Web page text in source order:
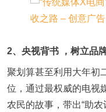
2、央视背书 ，树立品
聚划算甚至利用大年初
位，通过最权威的电视
农民的故事，带出“助